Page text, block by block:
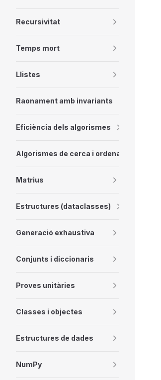
Recursivitat
Temps mort
Llistes
Raonament amb invariants
Eficiència dels algorismes
Algorismes de cerca i ordenació
Matrius
Estructures (dataclasses)
Generació exhaustiva
Conjunts i diccionaris
Proves unitàries
Classes i objectes
Estructures de dades
NumPy